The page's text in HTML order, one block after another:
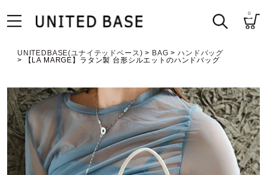
0
UNITEDBASE(ユナイテッドベース) BAG
ハンドバッグ
【LA MARGE】ラタン製 台形シルエットのハンドバッグ